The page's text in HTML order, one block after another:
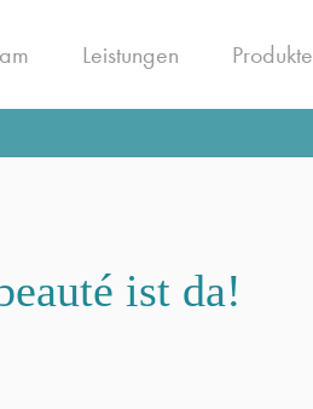
Leistungen Produkte
ist da!